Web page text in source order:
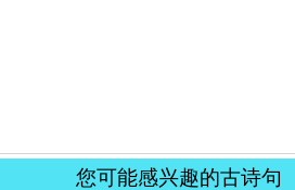
您可能感兴趣的古诗句